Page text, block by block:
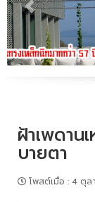
ฝ้าเพดาน
บายตา
โพสต์เมื่อ : 4 ตุล